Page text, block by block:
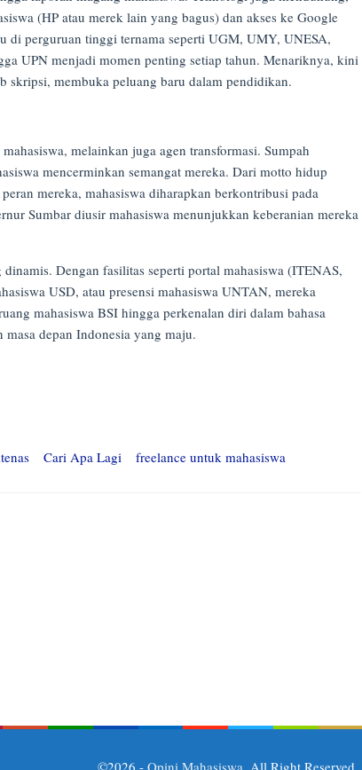
(HP atau merek lain yang bagus) dan akses ke Google
di perguruan tinggi ternama seperti UGM, UMY, UNESA,
UPN menjadi momen penting setiap tahun. Menariknya, kini
skripsi, membuka peluang baru dalam pendidikan.
melainkan juga agen transformasi. Sumpah
mencerminkan semangat mereka. Dari motto hidup
mereka, mahasiswa diharapkan berkontribusi pada
Sumbar diusir mahasiswa menunjukkan keberanian mereka
dinamis. Dengan fasilitas seperti portal mahasiswa (ITENAS,
USD, atau presensi mahasiswa UNTAN, mereka
mahasiswa BSI hingga perkenalan diri dalam bahasa
depan Indonesia yang maju.
Cari Apa Lagi freelance untuk mahasiswa
©2026 - Opini Mahasiswa . All Right Reserved.